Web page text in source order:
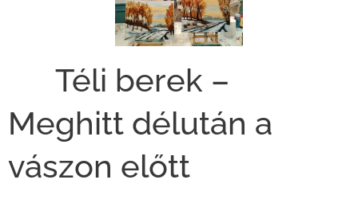
❄️ Téli berek –
Meghitt délután a
vászon előtt